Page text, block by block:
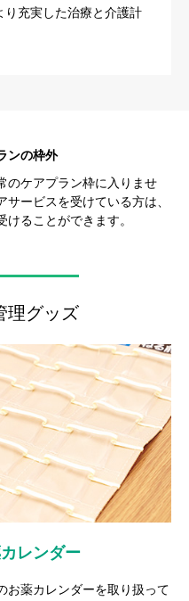
充実した治療と介護計
ンの枠外
のケアプラン枠に入りませ
ービスを受けている方は、
ることができます。
理グッズ
レンダー
お薬カレンダーを取り扱って